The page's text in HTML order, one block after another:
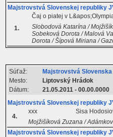
Majstrovstvá Slovenskej republiky
1.
Čaj o piatej v
Slobodová Katarína /
Sobeková Dorota / Malová
Dorota / Šípová Miriana /
Súťaž:
Majstrovstvá Slovenska
Mesto:
Liptovský Hrádok
Dátum:
21.05.2011 - 00.00.0000
Majstrovstvá Slovenskej republiky
4.
xxx
Sisa
Mojžišíková Zuzana /
Majstrovstvá Slovenskej republiky